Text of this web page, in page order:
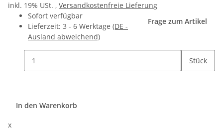
inkl. 19% USt. , Versandkostenfreie Lieferung
Sofort verfügbar
Lieferzeit: 3 - 6 Werktage (DE -
Ausland abweichend)
Frage zum Artikel
Stück
In den Warenkorb
x